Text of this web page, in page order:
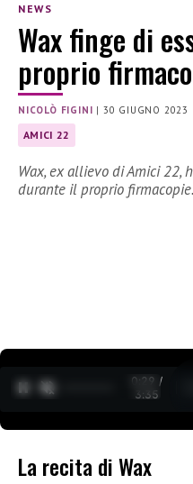
NEWS
Wax finge di
proprio
NICOLÒ FIGINI | 30 GIUGNO 2023
AMICI 22
Wax, ex allievo di Amici 22,
durante il proprio
0:30 /
3:35
La recita di Wax